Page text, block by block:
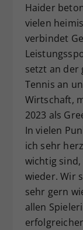
Haider
vielen
verbindet
setzt an der
Tennis an
Wirtschaft,
2023 als
In vielen
ich sehr
wichtig sind,
wieder. Wir
sehr gern
allen